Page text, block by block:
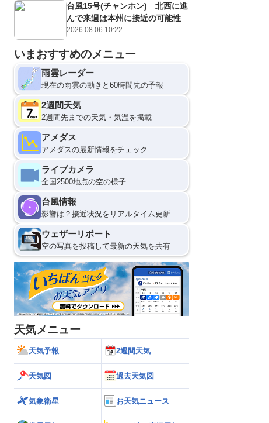
台風15号(チャンホン) 北西に進
んで来週は本州に接近の可能性
2026.08.06 10:22
いまおすすめのメニュー
雨雲レーダー
現在の雨雲の動きと60時間先の予報
2週間天気
2週間先までの天気・気温を掲載
アメダス
アメダスの最新情報をチェック
ライブカメラ
全国2500地点の空の様子
台風情報
影響は？接近状況をリアルタイム更新
ウェザーリポート
空の写真を投稿して最新の天気を共有
天気メニュー
天気予報 2週間天気
天気図 過去天気図
気象衛星 お天気ニュース